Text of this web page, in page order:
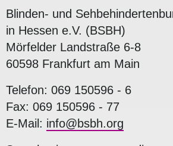
Blinden- und
in Hessen e.V. (BSBH)
Mörfelder Landstraße 6-8
60598 Frankfurt am Main
Telefon: 069 150596 - 6
Fax: 069 150596 - 77
E-Mail: info@bsbh.org